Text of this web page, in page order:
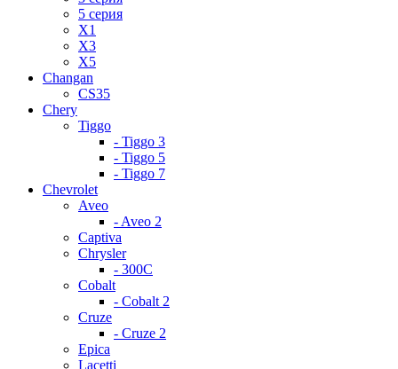
5 серия
X1
X3
X5
Changan
CS35
Chery
Tiggo
- Tiggo 3
- Tiggo 5
- Tiggo 7
Chevrolet
Aveo
- Aveo 2
Captiva
Chrysler
- 300С
Cobalt
- Cobalt 2
Cruze
- Cruze 2
Epica
Lacetti